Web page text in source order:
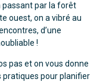
passant par la forêt
ouest, on a vibré au
d’une
!
pas et on vous donne
pour planifier